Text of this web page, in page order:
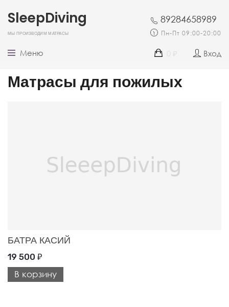
SleepDiving
Мы производим матрасы
89284658989
Пн-Пт 09:00-20:00
Меню Вход
Матрасы для пожилых
БАТРА КАСИЙ
19 500 ₽
В корзину